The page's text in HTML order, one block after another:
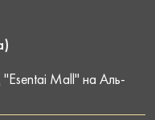
Mall" на Аль-